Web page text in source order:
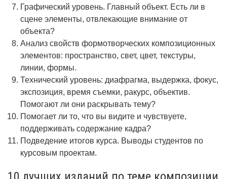
Графический уровень. Главный объект. Есть ли в
сцене элементы, отвлекающие внимание от
объекта?
Анализ свойств формотворческих композиционных
элементов: пространство, свет, цвет, текстуры,
линии, формы.
Технический уровень: диафрагма, выдержка, фокус,
экспозиция, время съемки, ракурс, объектив.
Помогают ли они раскрывать тему?
Помогает ли то, что вы видите и чувствуете,
поддерживать содержание кадра?
Подведение итогов курса. Выводы студентов по
курсовым проектам.